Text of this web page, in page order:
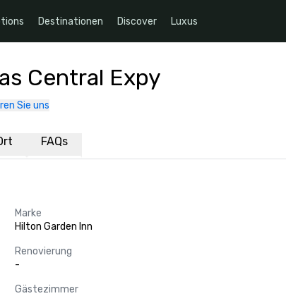
Destinationen Discover Luxus
Central Expy
Sie uns
FAQs
Marke
Hilton Garden Inn
Renovierung
-
Gästezimmer